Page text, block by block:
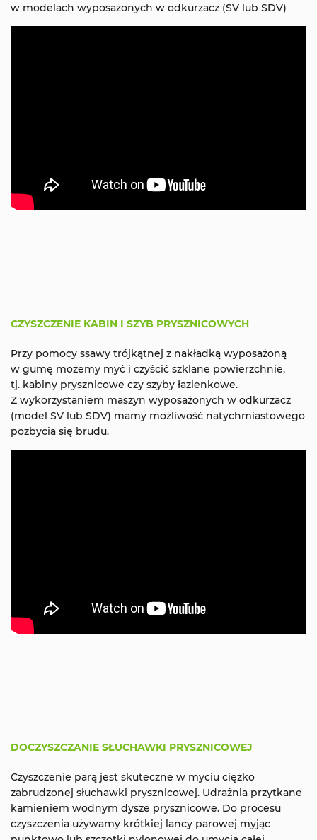
w modelach wyposażonych w odkurzacz (SV lub SDV)
CZYSZCZENIE KABIN I SZYB PRYSZNICOWYCH
Przy pomocy ssawy trójkątnej z nakładką wyposażoną
w gumę możemy myć i czyścić szklane powierzchnie,
tj. kabiny prysznicowe czy szyby łazienkowe.
Z wykorzystaniem maszyn wyposażonych w odkurzacz
(model SV lub SDV) mamy możliwość natychmiastowego
pozbycia się brudu.
DOCZYSZCZANIE SŁUCHAWKI PRYSZNICOWEJ
Czyszczenie parą jest skuteczne w myciu ciężko
zabrudzonej słuchawki prysznicowej. Udrażnia przytkane
kamieniem wodnym dysze prysznicowe. Do procesu
czyszczenia używamy krótkiej lancy parowej myjąc